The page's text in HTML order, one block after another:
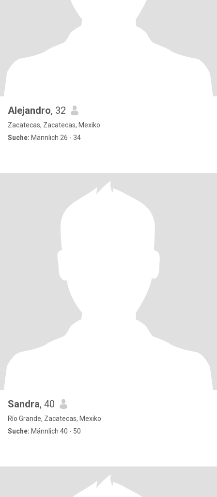
Alejandro, 32
Zacatecas, Zacatecas, Mexiko
Suche: Männlich 26 - 34
Sandra, 40
Río Grande, Zacatecas, Mexiko
Suche: Männlich 40 - 50